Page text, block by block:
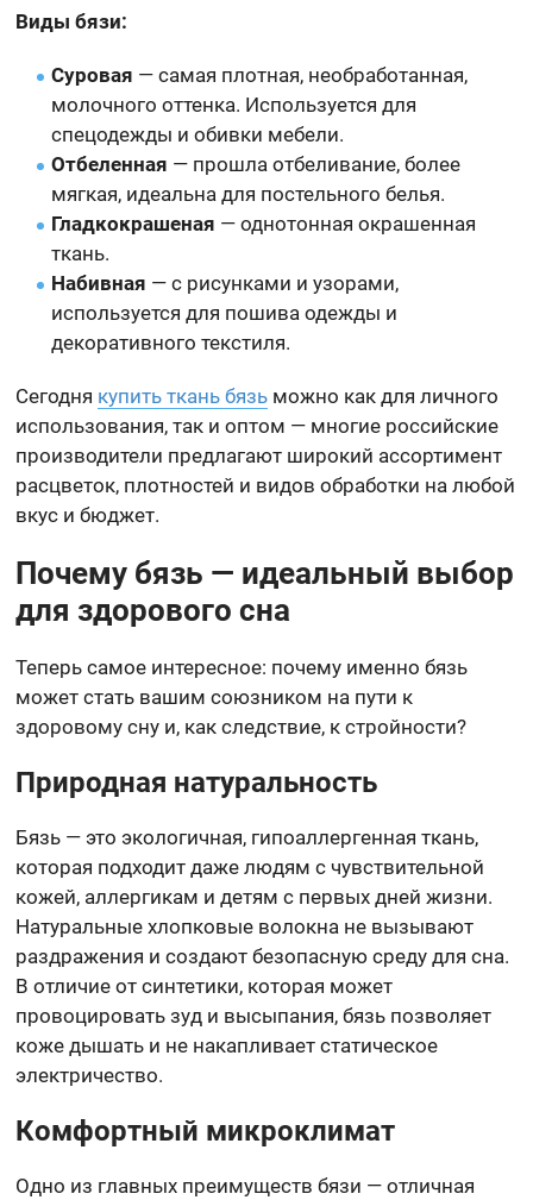
Виды бязи:
Суровая — самая плотная, необработанная,
молочного оттенка. Используется для
спецодежды и обивки мебели.
Отбеленная — прошла отбеливание, более
мягкая, идеальна для постельного белья.
Гладкокрашеная — однотонная окрашенная
ткань.
Набивная — с рисунками и узорами,
используется для пошива одежды и
декоративного текстиля.
Сегодня купить ткань бязь можно как для личного
использования, так и оптом — многие российские
производители предлагают широкий ассортимент
расцветок, плотностей и видов обработки на любой
вкус и бюджет.
Почему бязь — идеальный выбор
для здорового сна
Теперь самое интересное: почему именно бязь
может стать вашим союзником на пути к
здоровому сну и, как следствие, к стройности?
Природная натуральность
Бязь — это экологичная, гипоаллергенная ткань,
которая подходит даже людям с чувствительной
кожей, аллергикам и детям с первых дней жизни.
Натуральные хлопковые волокна не вызывают
раздражения и создают безопасную среду для сна.
В отличие от синтетики, которая может
провоцировать зуд и высыпания, бязь позволяет
коже дышать и не накапливает статическое
электричество.
Комфортный микроклимат
Одно из главных преимуществ бязи — отличная